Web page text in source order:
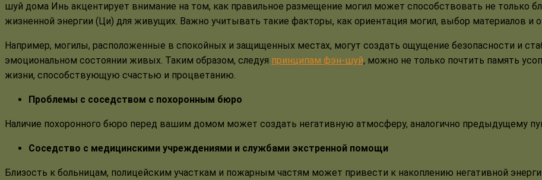
шуй дома Инь акцентирует внимание на том, как правильное размещение могил может способствовать не только
жизненной энергии (Ци) для живущих. Важно учитывать такие факторы, как ориентация могил, выбор материалов и
Например, могилы, расположенные в спокойных и защищенных местах, могут создать ощущение безопасности и
эмоциональном состоянии живых. Таким образом, следуя принципам фэн-шуй, можно не только почтить память
жизни, способствующую счастью и процветанию.
Проблемы с соседством с похоронным бюро
Наличие похоронного бюро перед вашим домом может создать негативную атмосферу, аналогично предыдущему
Соседство с медицинскими учреждениями и службами экстренной помощи
Близость к больницам, полицейским участкам и пожарным частям может привести к накоплению негативной